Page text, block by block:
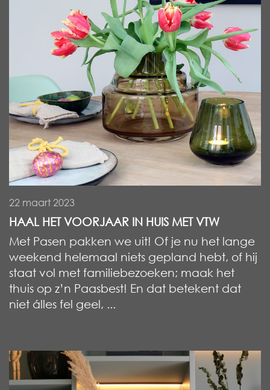
22 maart 2023
HAAL HET VOORJAAR IN HUIS MET VTW
Met Pasen pakken we uit! Of je nu het lange
weekend helemaal niets gepland hebt, of hij
staat vol met familiebezoeken; maak het
thuis op z’n Paasbest! En dat betekent dat
niet álles fel geel, ...